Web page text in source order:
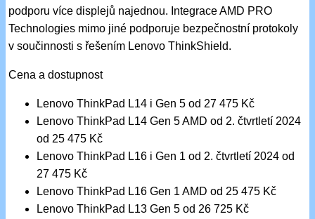
podporu více displejů najednou. Integrace AMD PRO
Technologies mimo jiné podporuje bezpečnostní protokoly
v součinnosti s řešením Lenovo ThinkShield.
Cena a dostupnost
Lenovo ThinkPad L14 i Gen 5 od 27 475 Kč
Lenovo ThinkPad L14 Gen 5 AMD od 2. čtvrtletí 2024
od 25 475 Kč
Lenovo ThinkPad L16 i Gen 1 od 2. čtvrtletí 2024 od
27 475 Kč
Lenovo ThinkPad L16 Gen 1 AMD od 25 475 Kč
Lenovo ThinkPad L13 Gen 5 od 26 725 Kč